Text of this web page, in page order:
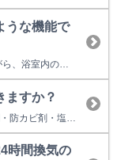
うな機能で
涼風運転とは、 浴室内の湿気を屋外へ換気しながら、浴室内の空気を扇風機代わりに循環送風する機能です。 冷房ではありません。
ますか？
時間換気の